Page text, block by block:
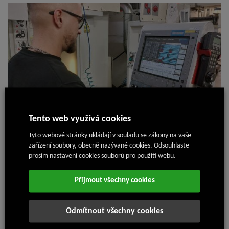
18. 7. 2024
Nejnovější články
Příměstský tábor Isolit-Bravo 2026
Tento web využívá cookies
Tyto webové stránky ukládají v souladu se zákony na vaše
zařízení soubory, obecně nazývané cookies. Odsouhlaste
prosím nastavení cookies souborů pro použití webu.
Přijmout všechny cookies
Odmítnout všechny cookies